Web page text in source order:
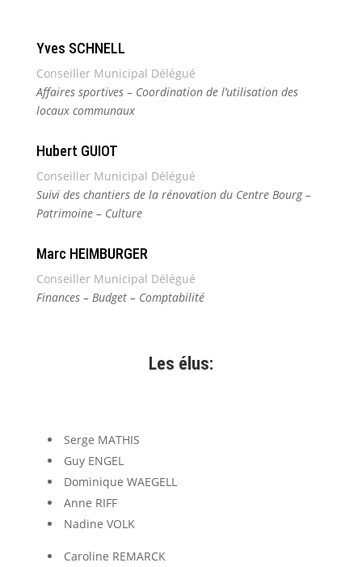
Yves SCHNELL
Conseiller Municipal Délégué
Affaires sportives – Coordination de l’utilisation des
locaux communaux
Hubert GUIOT
Conseiller Municipal Délégué
Suivi des chantiers de la rénovation du Centre Bourg –
Patrimoine – Culture
Marc HEIMBURGER
Conseiller Municipal Délégué
Finances – Budget – Comptabilité
Les élus:
Serge MATHIS
Guy ENGEL
Dominique WAEGELL
Anne RIFF
Nadine VOLK
Caroline REMARCK